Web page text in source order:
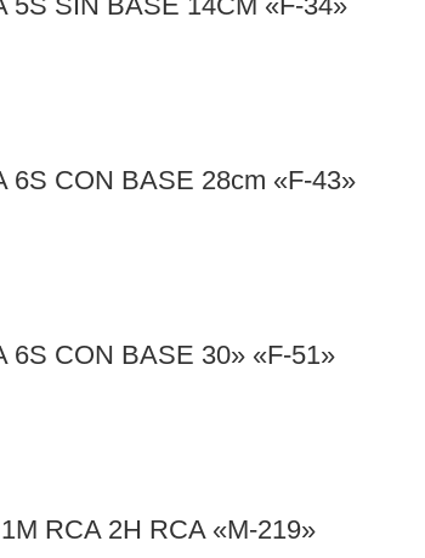
6S CON BASE 28cm «F-43»
6S CON BASE 30» «F-51»
RCA 2H RCA «M-219»